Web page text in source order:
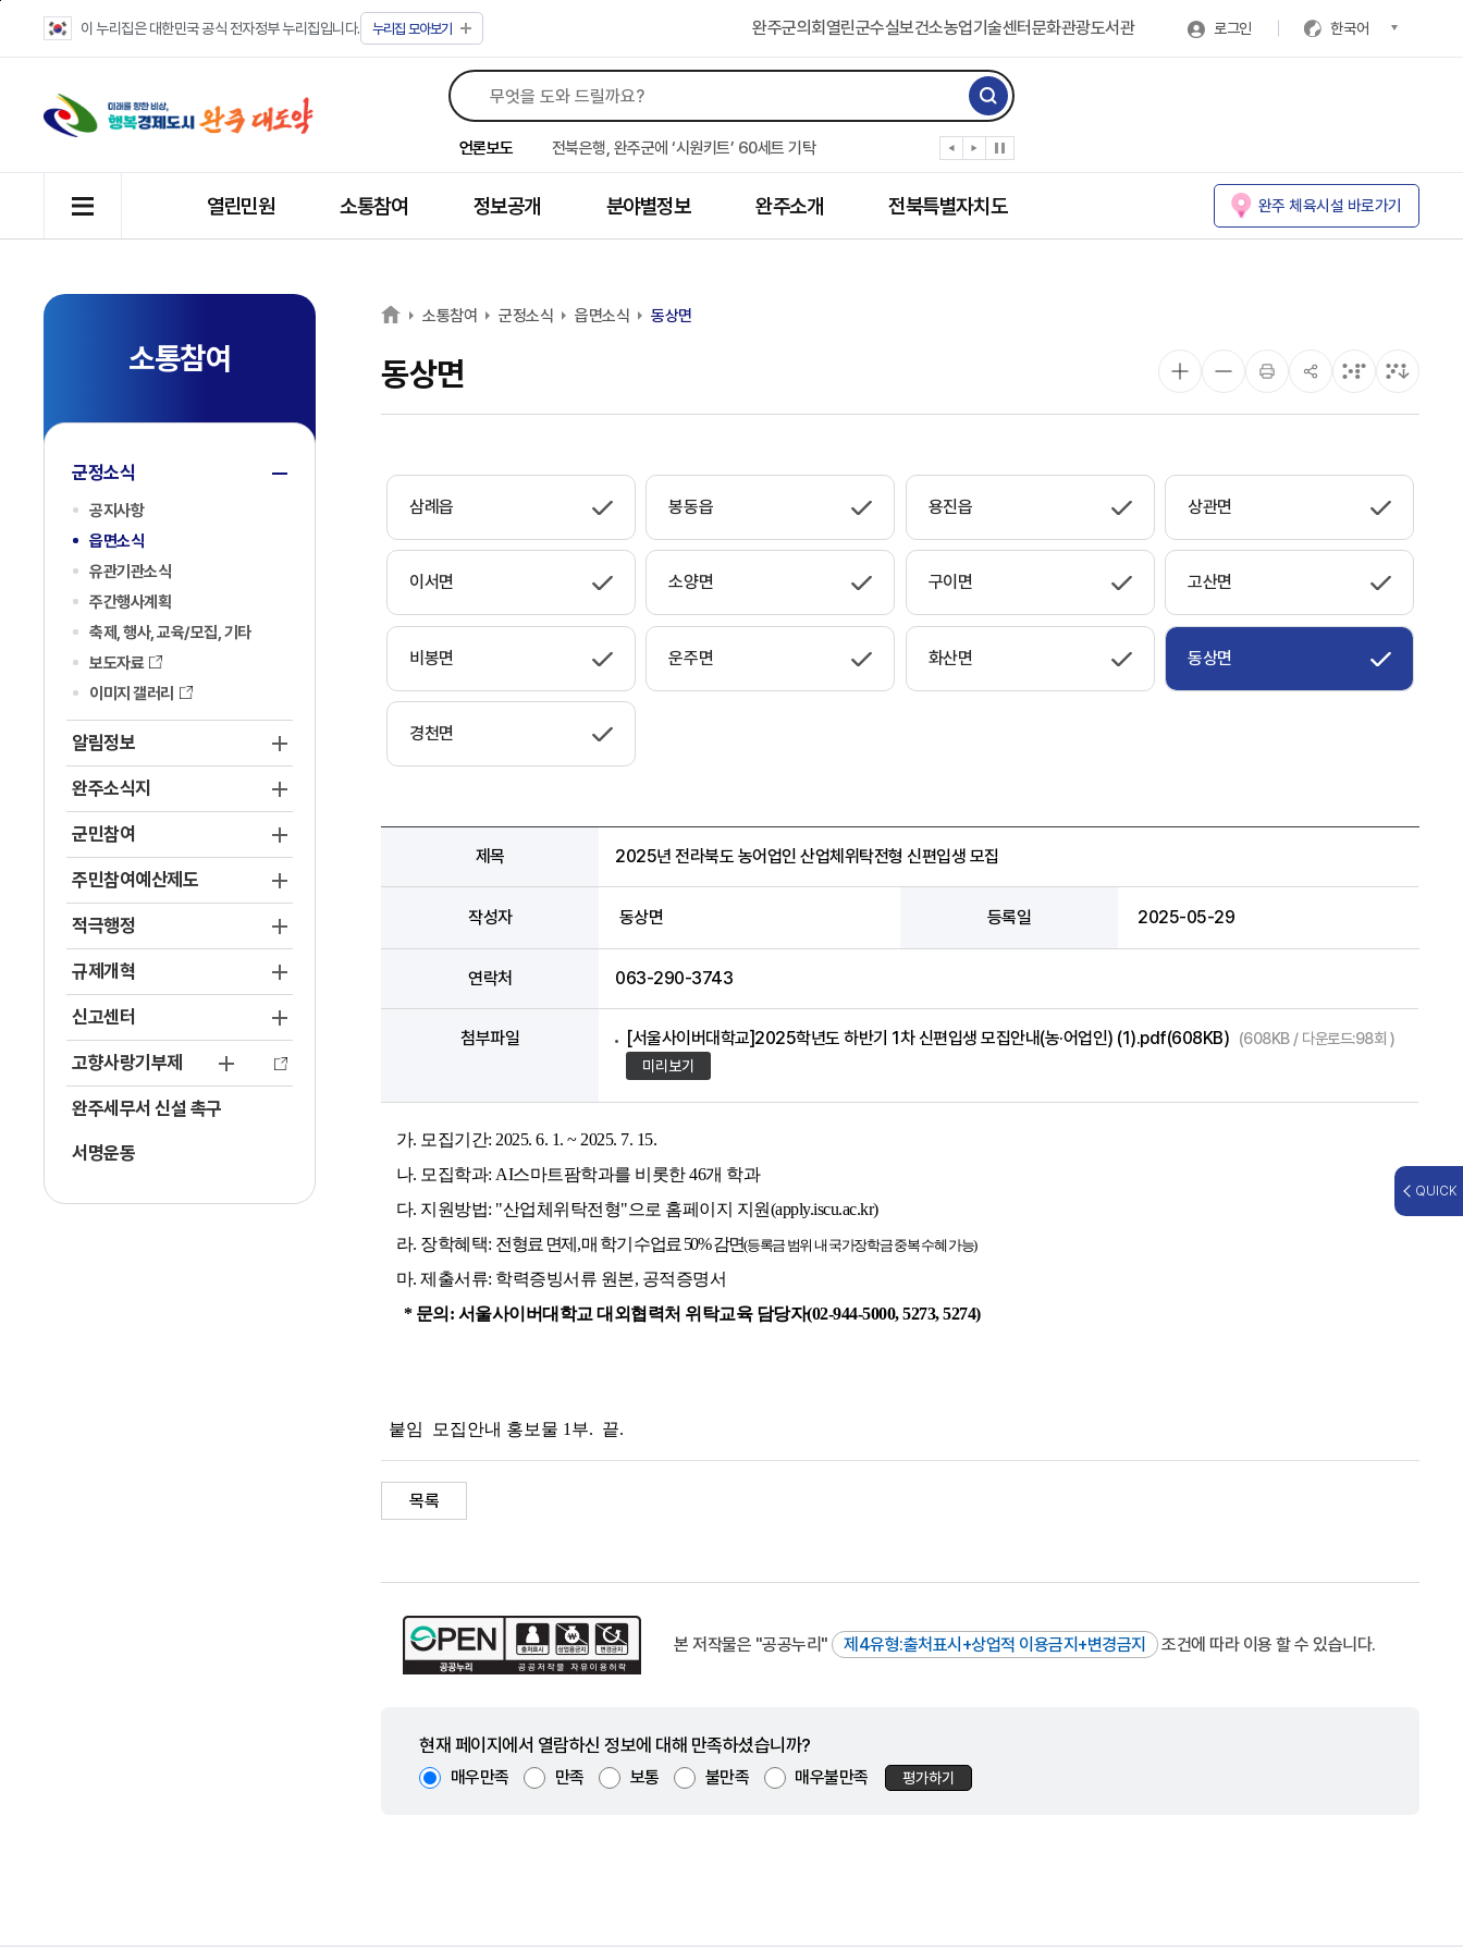
이 누리집은 대한민국 공식 전자정부 누리집입니다. 누리집 모아보기 완주군의회 열린군수실보건소농업기술센터문화관광도서관 로그인 한국어
언론보도
완주군 “여름휴가철 청소년 안전 지킨다”
완주 청소년, 삼성 임직원 만나 미래 진로 그린다
전북은행, 완주군에 ‘시원키트’ 60세트 기탁
㈜새눈, 완주군에 성금 1,000만 원 기탁
완주 봉동읍, 희망나눔가게·행복빨래방 만족도 조사
유희태 완주군수, 친환경 농업인 현장 목소리 경청
완주 미래라이온스, 경로당 냉장고 후원
완주 이서면, 홀몸 남성 위한 ‘이서천사 요리교실’
열린민원 소통참여 정보공개 분야별정보 완주소개 전북특별자치도 완주 체육시설 바로가기
소통참여
군정소식
공지사항
읍면소식
유관기관소식
주간행사계획
축제, 행사, 교육/모집, 기타
보도자료
이미지 갤러리
알림정보
완주소식지
군민참여
주민참여예산제도
적극행정
규제개혁
신고센터
고향사랑기부제
완주세무서 신설 촉구
서명운동
소통참여 군정소식 읍면소식 동상면
동상면
삼례읍 봉동읍 용진읍 상관면
이서면 소양면 구이면 고산면
비봉면 운주면 화산면 동상면
경천면
제목 2025년 전라북도 농어업인 산업체위탁전형 신편입생 모집
작성자 동상면 등록일 2025-05-29
연락처 063-290-3743
첨부파일 [서울사이버대학교]2025학년도 하반기 1차 신편입생 모집안내(농·어업인) (1).pdf(608KB) (608KB / 다운로드:98회 )
미리보기
가. 모집기간: 2025. 6. 1. ~ 2025. 7. 15.
나. 모집학과: AI스마트팜학과를 비롯한 46개 학과
다. 지원방법: "산업체위탁전형"으로 홈페이지 지원(apply.iscu.ac.kr)
라. 장학혜택: 전형료 면제, 매 학기 수업료 50% 감면(등록금 범위 내 국가장학금 중복 수혜 가능)
마. 제출서류: 학력증빙서류 원본, 공적증명서
* 문의: 서울사이버대학교 대외협력처 위탁교육 담당자(02-944-5000, 5273, 5274)
붙임 모집안내 홍보물 1부. 끝.
목록
본 저작물은 "공공누리" 제4유형:출처표시+상업적 이용금지+변경금지 조건에 따라 이용 할 수 있습니다.
현재 페이지에서 열람하신 정보에 대해 만족하셨습니까?
매우만족 만족 보통 불만족 매우불만족 평가하기
QUICK